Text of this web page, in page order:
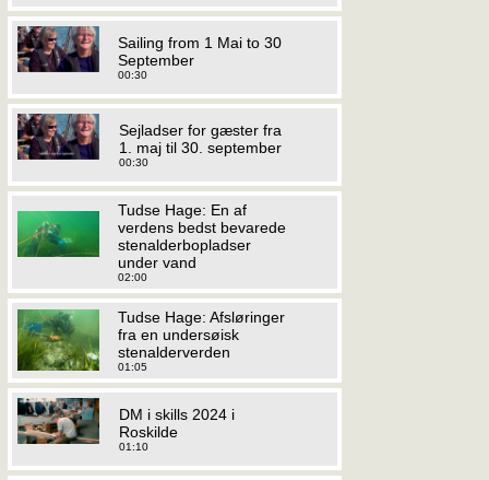
Sailing from 1 Mai to 30
September
00:30
Sejladser for gæster fra
1. maj til 30. september
00:30
Tudse Hage: En af
verdens bedst bevarede
stenalderbopladser
under vand
02:00
Tudse Hage: Afsløringer
fra en undersøisk
stenalderverden
01:05
DM i skills 2024 i
Roskilde
01:10